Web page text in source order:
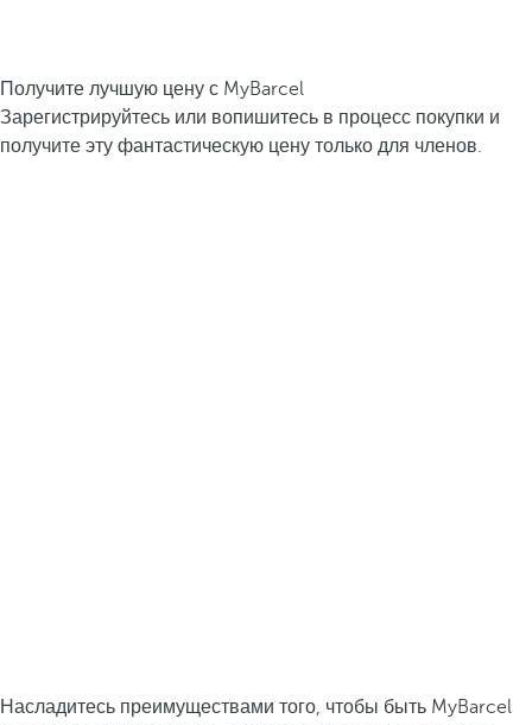
Получите лучшую цену с MyBarcel
Зарегистрируйтесь или вопишитесь в процесс покупки и
получите эту фантастическую цену только для членов.
Насладитесь преимуществами того, чтобы быть MyBarcel